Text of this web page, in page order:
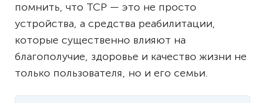
помнить, что ТСР — это не просто
устройства, а средства реабилитации,
которые существенно влияют на
благополучие, здоровье и качество жизни не
только пользователя, но и его семьи.